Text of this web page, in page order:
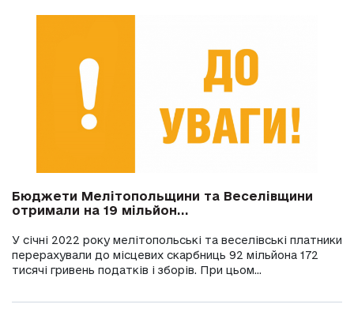
Бюджети Мелітопольщини та Веселівщини
отримали на 19 мільйон...
У січні 2022 року мелітопольські та веселівські платники
перерахували до місцевих скарбниць 92 мільйона 172
тисячі гривень податків і зборів. При цьом...